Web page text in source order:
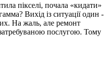
пікселі, почала «кидати»
Вихід із ситуації один -
На жаль, але ремонт
послугою. Тому